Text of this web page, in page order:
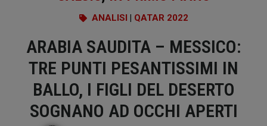
ANALISI | QATAR 2022
ARABIA SAUDITA – MESSICO:
TRE PUNTI PESANTISSIMI IN
BALLO, I FIGLI DEL DESERTO
SOGNANO AD OCCHI APERTI